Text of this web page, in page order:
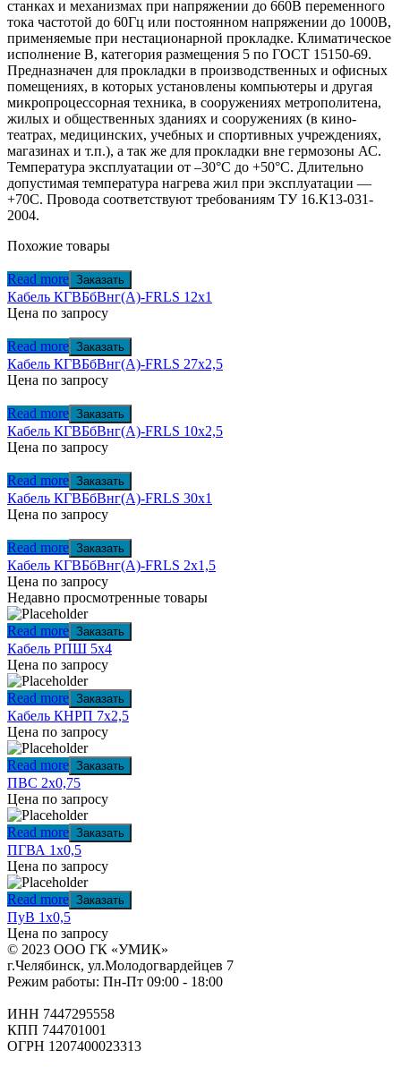
станках и механизмах при напряжении до 660В переменного
тока частотой до 60Гц или постоянном напряжении до 1000В,
применяемые при нестационарной прокладке. Климатическое
исполнение В, категория размещения 5 по ГОСТ 15150-69.
Предназначен для прокладки в производственных и офисных
помещениях, в которых установлены компьютеры и другая
микропроцессорная техника, в сооружениях метрополитена,
жилых и общественных зданиях и сооружениях (в кино-
театрах, медицинских, учебных и спортивных учреждениях,
магазинах и т.п.), а так же для прокладки вне гермозоны АС.
Температура эксплуатации от –30°С до +50°С. Длительно
допустимая температура нагрева жил при эксплуатации —
+70С. Провода соответствуют требованиям ТУ 16.К13-031-
2004.
Похожие товары
Read more Заказать
Кабель КГВБбВнг(А)-FRLS 12х1
Цена по запросу
Read more Заказать
Кабель КГВБбВнг(А)-FRLS 27х2,5
Цена по запросу
Read more Заказать
Кабель КГВБбВнг(А)-FRLS 10х2,5
Цена по запросу
Read more Заказать
Кабель КГВБбВнг(А)-FRLS 30х1
Цена по запросу
Read more Заказать
Кабель КГВБбВнг(А)-FRLS 2х1,5
Цена по запросу
Недавно просмотренные товары
Read more Заказать
Кабель РПШ 5х4
Цена по запросу
Read more Заказать
Кабель КНРП 7х2,5
Цена по запросу
Read more Заказать
ПВС 2х0,75
Цена по запросу
Read more Заказать
ПГВА 1х0,5
Цена по запросу
Read more Заказать
ПуВ 1х0,5
Цена по запросу
© 2023 ООО ГК «УМИК»
г.Челябинск, ул.Молодогвардейцев 7
Режим работы: Пн-Пт 09:00 - 18:00
ИНН 7447295558
КПП 744701001
ОГРН 1207400023313